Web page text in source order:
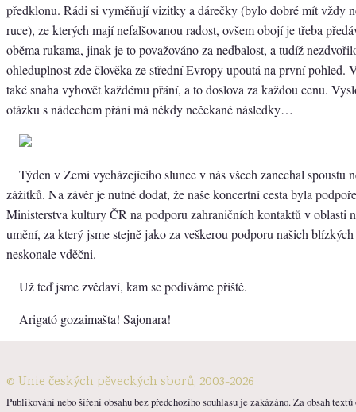
předklonu. Rádi si vyměňují vizitky a dárečky (bylo dobré mít vždy
ruce), ze kterých mají nefalšovanou radost, ovšem obojí je třeba
oběma rukama, jinak je to považováno za nedbalost, a tudíž
ohleduplnost zde člověka ze střední Evropy upoutá na první pohled.
také snaha vyhovět každému přání, a to doslova za každou cenu.
otázku s nádechem přání má někdy nečekané následky…
Týden v Zemi vycházejícího slunce v nás všech zanechal spoustu
zážitků. Na závěr je nutné dodat, že naše koncertní cesta byla
Ministerstva kultury ČR na podporu zahraničních kontaktů v oblasti
umění, za který jsme stejně jako za veškerou podporu našich
neskonale vděčni.
Už teď jsme zvědaví, kam se podíváme příště.
Arigató gozaimašta! Sajonara!
© Unie českých pěveckých sborů, 2003-2026
Publikování nebo šíření obsahu bez předchozího souhlasu je zakázáno. Za obsah